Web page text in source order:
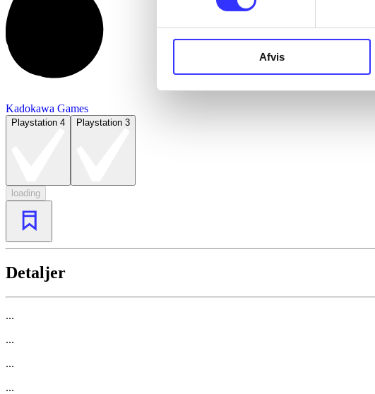
Afvis
Kadokawa Games
Playstation 4 Playstation 3
loading
Detaljer
...
...
...
...